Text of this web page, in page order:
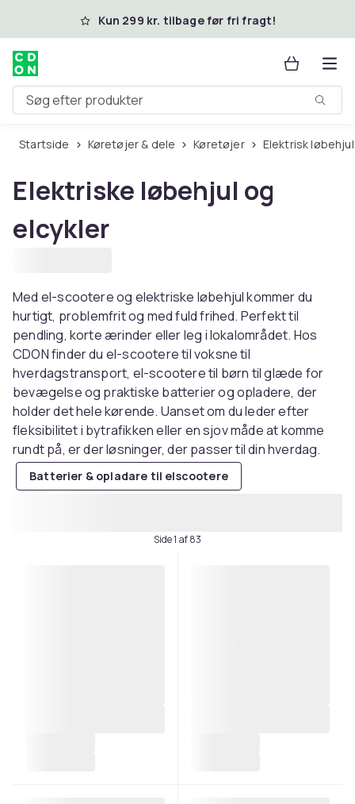
Spring til hovedindhold
Kun 299 kr. tilbage før fri fragt!
Søg efter produkter
Startside Køretøjer & dele Køretøjer Elektrisk løbehjul
Elektriske løbehjul og
elcykler
Med el-scootere og elektriske løbehjul kommer du
hurtigt, problemfrit og med fuld frihed. Perfekt til
pendling, korte ærinder eller leg i lokalområdet. Hos
CDON finder du el-scootere til voksne til
hverdagstransport, el-scootere til børn til glæde for
bevægelse og praktiske batterier og opladere, der
holder det hele kørende. Uanset om du leder efter
fleksibilitet i bytrafikken eller en sjov måde at komme
rundt på, er der løsninger, der passer til din hverdag.
Batterier & opladare til elscootere
Side 1 af 83